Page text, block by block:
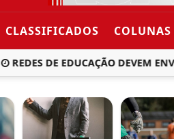
CLASSIFICADOS COLUNAS
REDES DE EDUCAÇÃO DEVEM